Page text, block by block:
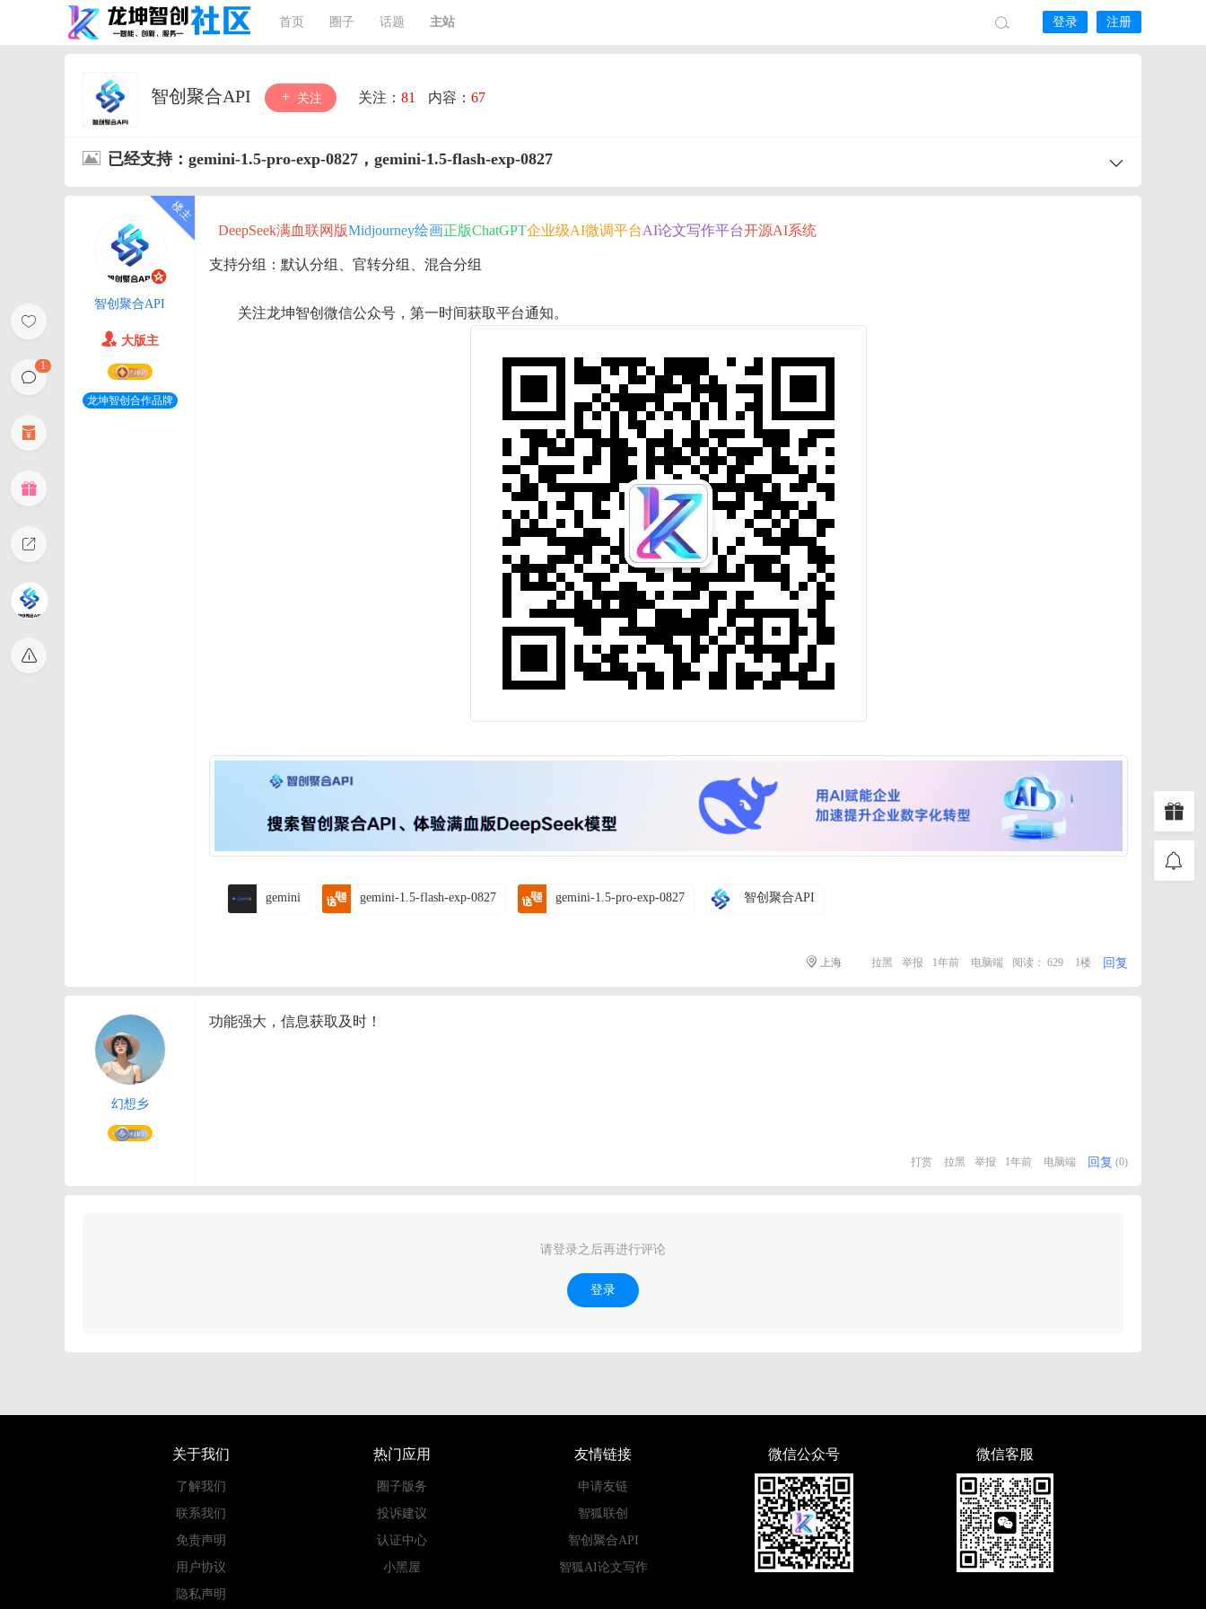
首页 圈子 话题 主站 登录 注册
智创聚合API 关注 关注： 81 内容： 67
已经支持：gemini-1.5-pro-exp-0827，gemini-1.5-flash-exp-0827
1
智创聚合API
大版主
龙坤智创合作品牌
DeepSeek满血联网版Midjourney绘画正版ChatGPT企业级AI微调平台AI论文写作平台开源AI系统
支持分组：默认分组、官转分组、混合分组
关注龙坤智创微信公众号，第一时间获取平台通知。
gemini gemini-1.5-flash-exp-0827 gemini-1.5-pro-exp-0827 智创聚合API
上海 拉黑 举报 1年前 电脑端 阅读： 629 1楼 回复
幻想乡
功能强大，信息获取及时！
打赏 拉黑 举报 1年前 电脑端 回复 (0)
请登录之后再进行评论
登录
关于我们
了解我们
联系我们
免责声明
用户协议
隐私声明
热门应用
圈子版务
投诉建议
认证中心
小黑屋
友情链接
申请友链
智狐联创
智创聚合API
智狐AI论文写作
微信公众号 微信客服